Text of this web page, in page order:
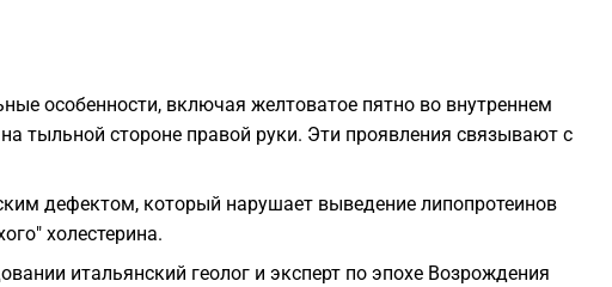
особенности, включая желтоватое пятно во внутреннем
на тыльной стороне правой руки. Эти проявления связывают с
дефектом, который нарушает выведение липопротеинов
холестерина.
итальянский геолог и эксперт по эпохе Возрождения